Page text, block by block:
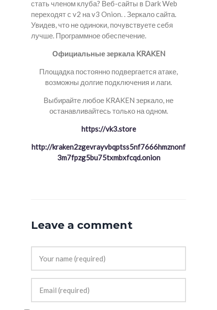
стать членом клуба? Веб-сайты в Dark Web
переходят с v2 на v3 Onion. . Зеркало сайта.
Увидев, что не одиноки, почувствуете себя
лучше. Программное обеспечение.
Официальные зеркала KRAKEN
Площадка постоянно подвергается атаке,
возможны долгие подключения и лаги.
Выбирайте любое KRAKEN зеркало, не
останавливайтесь только на одном.
https://vk3.store
http://kraken2zgevrayvbqptss5nf7666hmznonf
3m7fpzg5bu75txmbxfcqd.onion
Leave a comment